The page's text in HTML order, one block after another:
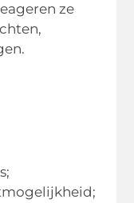
ze